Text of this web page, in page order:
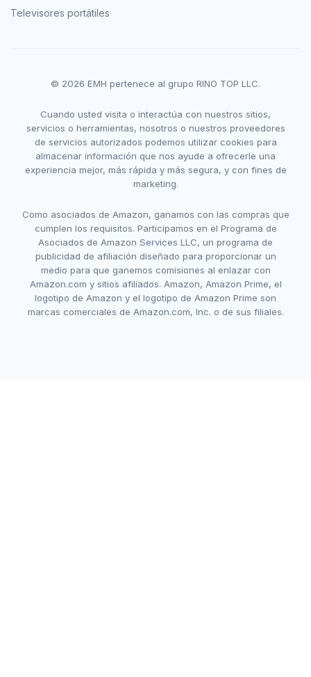
Televisores portátiles
© 2026 EMH pertenece al grupo RINO TOP LLC.
Cuando usted visita o interactúa con nuestros sitios,
servicios o herramientas, nosotros o nuestros proveedores
de servicios autorizados podemos utilizar cookies para
almacenar información que nos ayude a ofrecerle una
experiencia mejor, más rápida y más segura, y con fines de
marketing.
Como asociados de Amazon, ganamos con las compras que
cumplen los requisitos. Participamos en el Programa de
Asociados de Amazon Services LLC, un programa de
publicidad de afiliación diseñado para proporcionar un
medio para que ganemos comisiones al enlazar con
Amazon.com y sitios afiliados. Amazon, Amazon Prime, el
logotipo de Amazon y el logotipo de Amazon Prime son
marcas comerciales de Amazon.com, Inc. o de sus filiales.